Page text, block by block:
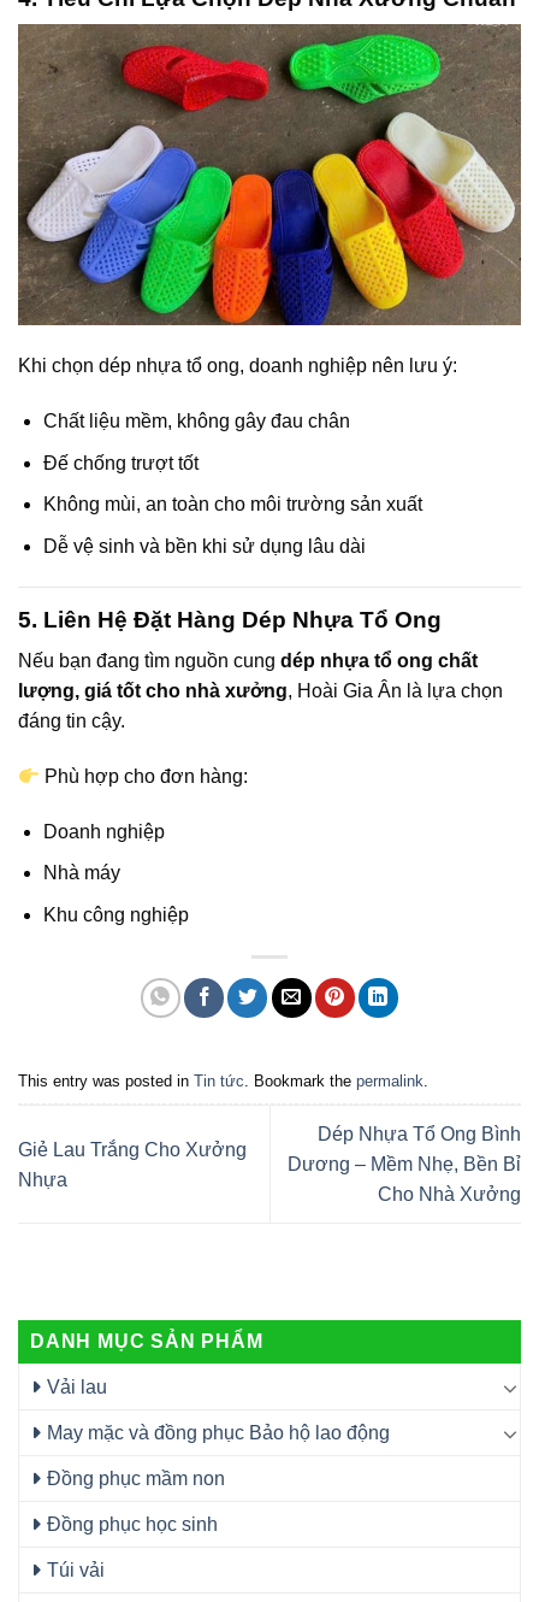
Khi chọn dép nhựa tổ ong, doanh nghiệp nên lưu ý:
Chất liệu mềm, không gây đau chân
Đế chống trượt tốt
Không mùi, an toàn cho môi trường sản xuất
Dễ vệ sinh và bền khi sử dụng lâu dài
5. Liên Hệ Đặt Hàng Dép Nhựa Tổ Ong
Nếu bạn đang tìm nguồn cung dép nhựa tổ ong chất
lượng, giá tốt cho nhà xưởng, Hoài Gia Ân là lựa chọn
đáng tin cậy.
Phù hợp cho đơn hàng:
Doanh nghiệp
Nhà máy
Khu công nghiệp
This entry was posted in Tin tức. Bookmark the permalink.
Giẻ Lau Trắng Cho Xưởng
Nhựa
Dép Nhựa Tổ Ong Bình
Dương – Mềm Nhẹ, Bền Bỉ
Cho Nhà Xưởng
DANH MỤC SẢN PHẨM
Vải lau
May mặc và đồng phục Bảo hộ lao động
Đồng phục mầm non
Đồng phục học sinh
Túi vải